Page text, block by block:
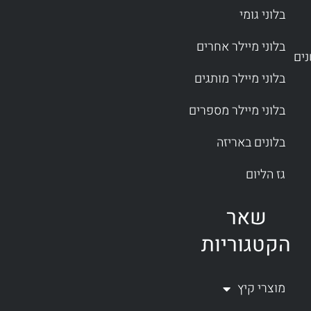
בלוני גומי
בלוני מיילר אחרים
בלוני מיילר מותגים
בלוני מיילר מספרים
בלונים באריזה
גז הליום
שאר
הקטגוריות
מוצרי קיץ